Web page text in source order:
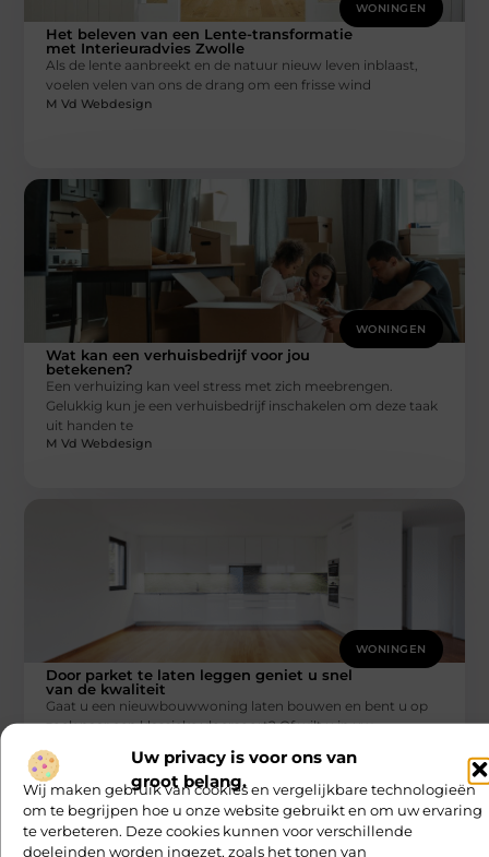
Uw privacy is voor ons van
groot belang.
Wij maken gebruik van cookies en vergelijkbare technologieën
om te begrijpen hoe u onze website gebruikt en om uw ervaring
te verbeteren. Deze cookies kunnen voor verschillende
doeleinden worden ingezet, zoals het tonen van
WONINGEN
Het beleven van een Lente-transformatie
met Interieuradvies Zwolle
Als de lente aanbreekt en de natuur nieuw leven inblaast,
voelen velen van ons de drang om een frisse wind
M Vd Webdesign
WONINGEN
Wat kan een verhuisbedrijf voor jou
betekenen?
Een verhuizing kan veel stress met zich meebrengen.
Gelukkig kun je een verhuisbedrijf inschakelen om deze taak
uit handen te
M Vd Webdesign
WONINGEN
Door parket te laten leggen geniet u snel
van de kwaliteit
Gaat u een nieuwbouwwoning laten bouwen en bent u op
zoek naar een klassieke vloersoort? Of wilt u in uw